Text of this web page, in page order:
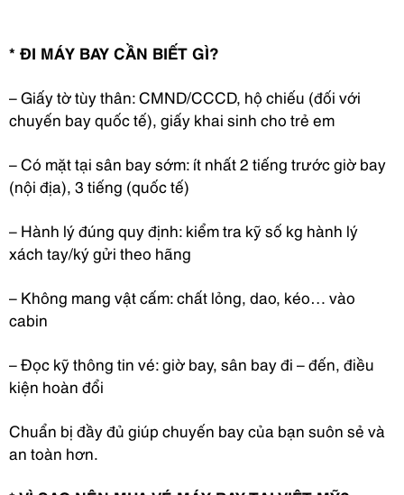
* ĐI MÁY BAY CẦN BIẾT GÌ?
– Giấy tờ tùy thân: CMND/CCCD, hộ chiếu (đối với
chuyến bay quốc tế), giấy khai sinh cho trẻ em
– Có mặt tại sân bay sớm: ít nhất 2 tiếng trước giờ bay
(nội địa), 3 tiếng (quốc tế)
– Hành lý đúng quy định: kiểm tra kỹ số kg hành lý
xách tay/ký gửi theo hãng
– Không mang vật cấm: chất lỏng, dao, kéo… vào
cabin
– Đọc kỹ thông tin vé: giờ bay, sân bay đi – đến, điều
kiện hoàn đổi
Chuẩn bị đầy đủ giúp chuyến bay của bạn suôn sẻ và
an toàn hơn.